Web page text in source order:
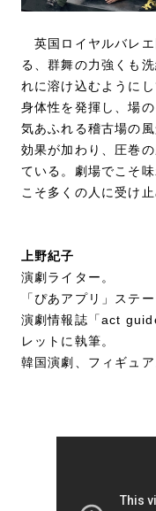
英国ロイヤルバレエ
る、群舞の力強くも
れに溶け込むように
身体性を発揮し、場
気あふれる稽古場の
効果が加わり、圧巻
ている。劇場でこそ
こそ多くの人に受け
上野紀子
演劇ライター。
「ぴあアプリ」ステ
演劇情報誌「act
レットに執筆。
韓国演劇、フィギュ